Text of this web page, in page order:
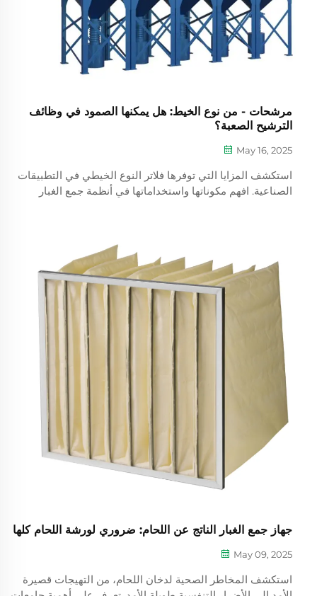
مرشحات - من نوع الخيط: هل يمكنها الصمود في وظائف
الترشيح الصعبة؟
May 16, 2025
استكشف المزايا التي توفرها فلاتر النوع الخيطي في التطبيقات
الصناعية. افهم مكوناتها واستخداماتها في أنظمة جمع الغبار
جهاز جمع الغبار الناتج عن اللحام: ضروري لورشة اللحام كلها
May 09, 2025
استكشف المخاطر الصحية لدخان اللحام، من التهيجات قصيرة